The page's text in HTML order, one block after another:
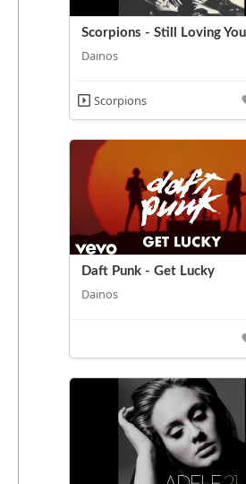
Scorpions - Still Loving You
Dainos
Scorpions
Daft Punk - Get Lucky
Dainos